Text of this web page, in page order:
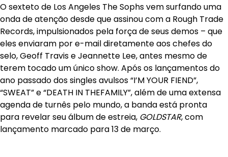
O sexteto de Los Angeles The Sophs vem surfando uma
onda de atenção desde que assinou com a Rough Trade
Records, impulsionados pela força de seus demos – que
eles enviaram por e-mail diretamente aos chefes do
selo, Geoff Travis e Jeannette Lee, antes mesmo de
terem tocado um único show. Após os lançamentos do
ano passado dos singles avulsos “I’M YOUR FIEND”,
“SWEAT” e “DEATH IN THEFAMILY”, além de uma extensa
agenda de turnês pelo mundo, a banda está pronta
para revelar seu álbum de estreia, GOLDSTAR, com
lançamento marcado para 13 de março.